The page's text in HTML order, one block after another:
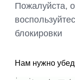
Пожалуйста,
блокировки
Нам нужно